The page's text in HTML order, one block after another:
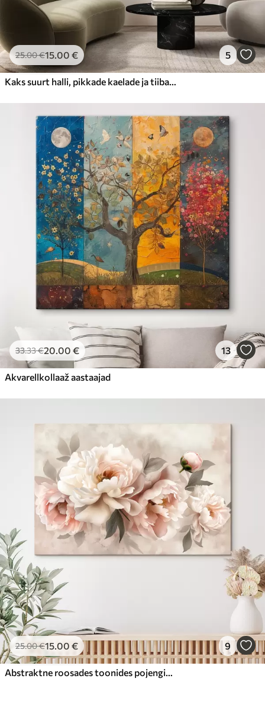
25.00€15.00 € 5
Kaks suurt halli, pikkade kaelade ja tiibadega kraanat, mis seisavad puudest ümbritsetud udujärves
33.33€20.00 € 13
Akvarellkollaaž aastaajad
25.00€15.00 € 9
Abstraktne roosades toonides pojengide kimp